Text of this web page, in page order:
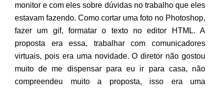
monitor e com eles sobre dúvidas no trabalho que eles
estavam fazendo. Como cortar uma foto no Photoshop,
fazer um gif, formatar o texto no editor HTML. A
proposta era essa, trabalhar com comunicadores
virtuais, pois era uma novidade. O diretor não gostou
muito de me dispensar para eu ir para casa, não
compreendeu muito a proposta, isso era uma